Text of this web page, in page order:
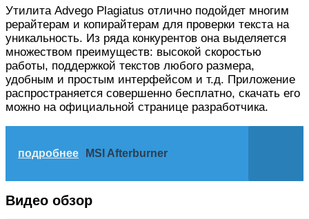
Утилита Advego Plagiatus отлично подойдет многим
рерайтерам и копирайтерам для проверки текста на
уникальность. Из ряда конкурентов она выделяется
множеством преимуществ: высокой скоростью
работы, поддержкой текстов любого размера,
удобным и простым интерфейсом и т.д. Приложение
распространяется совершенно бесплатно, скачать его
можно на официальной странице разработчика.
подробнее MSI Afterburner
Видео обзор